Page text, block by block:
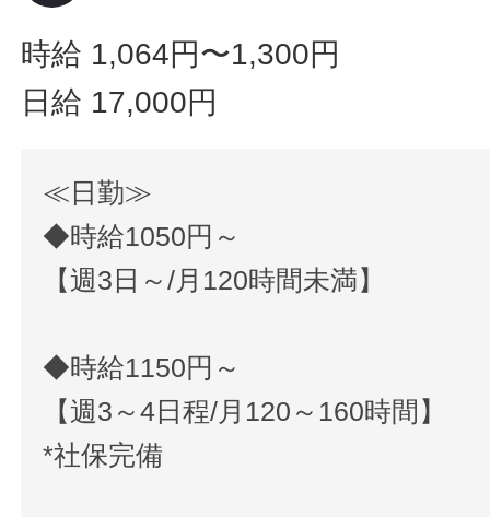
時給 1,064円〜1,300円
日給 17,000円
≪日勤≫
◆時給1050円～
【週3日～/月120時間未満】
◆時給1150円～
【週3～4日程/月120～160時間】
*社保完備